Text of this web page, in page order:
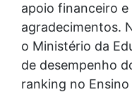
apoio financeiro
agradecimentos.
o Ministério da
de desempenho
ranking no